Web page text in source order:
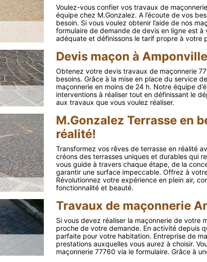
Voulez-vous confier vos travaux de
équipe chez M.Gonzalez. A l’écoute de vos
besoin. Si vous voulez obtenir l’aide de nos
formulaire de demande de devis en ligne est
adéquate et définissons le tarif propre à votre
Devis maçon à Amponville
Obtenez votre devis travaux de maçonnerie
besoins. Grâce à la mise en place du service
maçonnerie en moins de 24 h. Notre équipe
interventions à réaliser tout en définissant le
aux travaux que vous voulez réaliser.
M.Gonzalez Terrasse en
réalité!
Transformez vos rêves de terrasse en réalité
créons des terrasses uniques et durables qui
vous guide à travers chaque étape, de la
garantir une surface impeccable. Offrez à
Révolutionnez votre expérience en plein air,
fonctionnalité et beauté.
Travaux de maçonnerie
Si vous devez réaliser la maçonnerie de votre
proche de votre demande. En activité depuis
parfaite pour votre habitation. Entreprise de
prestations auxquelles vous aurez à choisir.
maçonnerie 77760 via le formulaire. Grâce à